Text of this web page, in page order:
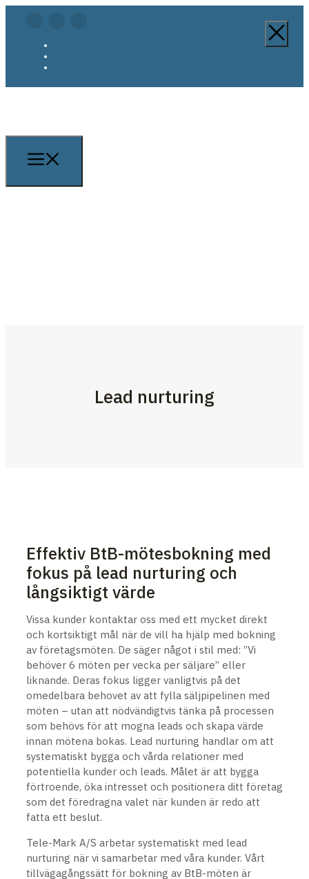
Lead nurturing
Effektiv BtB-mötesbokning med
fokus på lead nurturing och
långsiktigt värde
Vissa kunder kontaktar oss med ett mycket direkt
och kortsiktigt mål när de vill ha hjälp med bokning
av företagsmöten. De säger något i stil med: ”Vi
behöver 6 möten per vecka per säljare” eller
liknande. Deras fokus ligger vanligtvis på det
omedelbara behovet av att fylla säljpipelinen med
möten – utan att nödvändigtvis tänka på processen
som behövs för att mogna leads och skapa värde
innan mötena bokas. Lead nurturing handlar om att
systematiskt bygga och vårda relationer med
potentiella kunder och leads. Målet är att bygga
förtroende, öka intresset och positionera ditt företag
som det föredragna valet när kunden är redo att
fatta ett beslut.
Tele-Mark A/S arbetar systematiskt med lead
nurturing när vi samarbetar med våra kunder. Vårt
tillvägagångssätt för bokning av BtB-möten är